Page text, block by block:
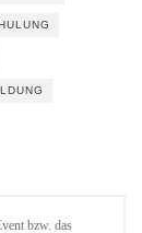
bzw. das